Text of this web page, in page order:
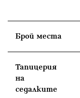
Брой места
Тапицерия
на
седалките